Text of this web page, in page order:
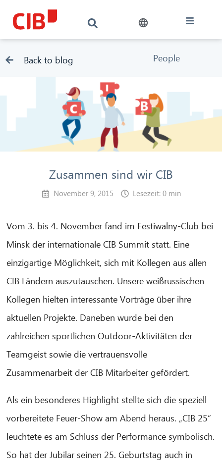
Back to blog People
Zusammen sind wir CIB
November 9, 2015 Lesezeit: 0 min
Vom 3. bis 4. November fand im Festiwalny-Club bei
Minsk der internationale CIB Summit statt. Eine
einzigartige Möglichkeit, sich mit Kollegen aus allen
CIB Ländern auszutauschen. Unsere weißrussischen
Kollegen hielten interessante Vorträge über ihre
aktuellen Projekte. Daneben wurde bei den
zahlreichen sportlichen Outdoor-Aktivitäten der
Teamgeist sowie die vertrauensvolle
Zusammenarbeit der CIB Mitarbeiter gefördert.
Als ein besonderes Highlight stellte sich die speziell
vorbereitete Feuer-Show am Abend heraus. „CIB 25“
leuchtete es am Schluss der Performance symbolisch.
So hat der Jubilar seinen 25. Geburtstag auch in
CIB AI ChatBot